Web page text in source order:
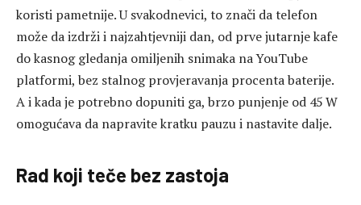
koristi pametnije. U svakodnevici, to znači da telefon
može da izdrži i najzahtjevniji dan, od prve jutarnje kafe
do kasnog gledanja omiljenih snimaka na YouTube
platformi, bez stalnog provjeravanja procenta baterije.
A i kada je potrebno dopuniti ga, brzo punjenje od 45 W
omogućava da napravite kratku pauzu i nastavite dalje.
Rad koji teče bez zastoja